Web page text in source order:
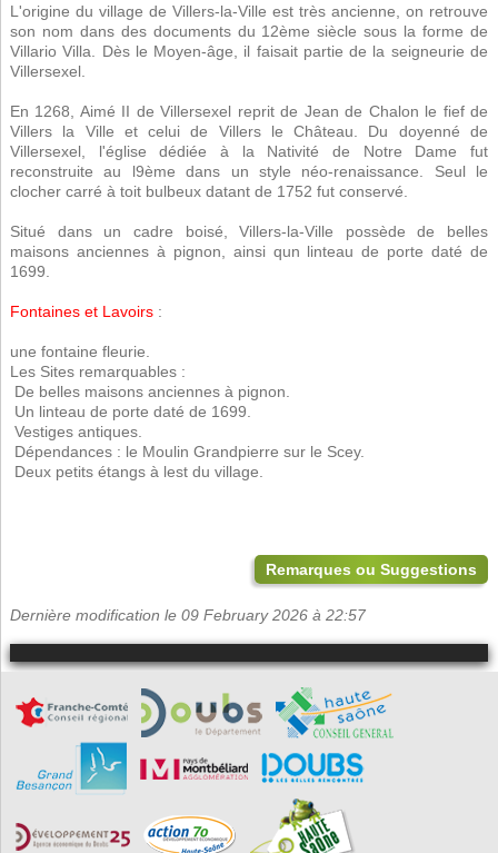
L'origine du village de Villers-la-Ville est très ancienne, on retrouve
son nom dans des documents du 12ème siècle sous la forme de
Villario Villa. Dès le Moyen-âge, il faisait partie de la seigneurie de
Villersexel.
En 1268, Aimé II de Villersexel reprit de Jean de Chalon le fief de
Villers la Ville et celui de Villers le Château. Du doyenné de
Villersexel, l'église dédiée à la Nativité de Notre Dame fut
reconstruite au l9ème dans un style néo-renaissance. Seul le
clocher carré à toit bulbeux datant de 1752 fut conservé.
Situé dans un cadre boisé, Villers-la-Ville possède de belles
maisons anciennes à pignon, ainsi qun linteau de porte daté de
1699.
Fontaines et Lavoirs:
une fontaine fleurie.
Les Sites remarquables :
 De belles maisons anciennes à pignon.
 Un linteau de porte daté de 1699.
 Vestiges antiques.
 Dépendances : le Moulin Grandpierre sur le Scey.
 Deux petits étangs à lest du village.
Remarques ou Suggestions
Dernière modification le 09 February 2026 à 22:57